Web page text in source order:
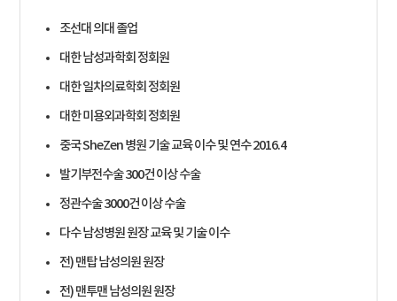
조선대 의대 졸업
대한 남성과학회 정회원
대한 일차의료학회 정회원
대한 미용외과학회 정회원
중국 SheZen 병원 기술 교육 이수 및 연수 2016.4
발기부전수술 300건 이상 수술
정관수술 3000건 이상 수술
다수 남성병원 원장 교육 및 기술 이수
전) 맨탑 남성의원 원장
전) 맨투맨 남성의원 원장